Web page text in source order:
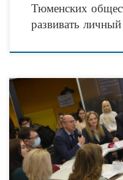
Тюменских
развивать
23 ноября 2021 года на базе
состоялись подведение итогов и
начале осени III чемпионата